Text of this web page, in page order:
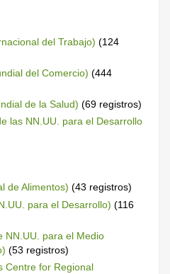
del Trabajo) (124
del Comercio) (444
de la Salud) (69 registros)
las NN.UU. para el Desarrollo
de Alimentos) (43 registros)
para el Desarrollo) (116
NN.UU. para el Medio
(53 registros)
Centre for Regional